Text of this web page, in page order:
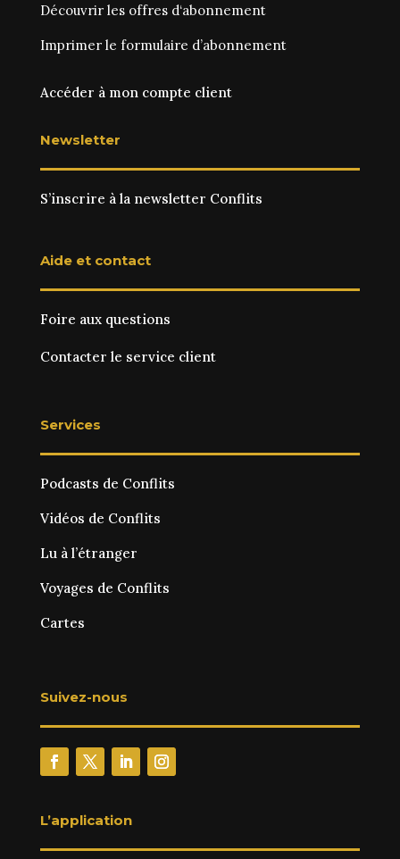
Découvrir les offres d‘abonnement
Imprimer le formulaire d’abonnement
Accéder à mon compte client
Newsletter
S’inscrire à la newsletter Conflits
Aide et contact
Foire aux questions
Contacter le service client
Services
Podcasts de Conflits
Vidéos de Conflits
Lu à l’étranger
Voyages de Conflits
Cartes
Suivez-nous
L’application